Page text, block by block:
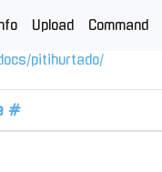
Upload Command
/pitihurtado/
#